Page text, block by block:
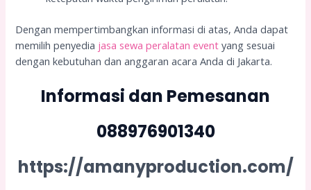
Dengan mempertimbangkan informasi di atas, Anda dapat
memilih penyedia jasa sewa peralatan event yang sesuai
dengan kebutuhan dan anggaran acara Anda di Jakarta.
Informasi dan Pemesanan
088976901340
https://amanyproduction.com/